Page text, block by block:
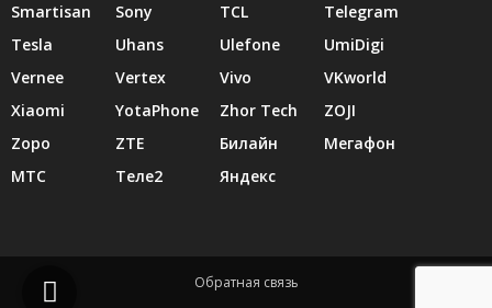
Smartisan
Sony TCL
Telegram
Tesla
Uhans Ulefone
UmiDigi
Vernee
Vertex Vivo
VKworld
Xiaomi
YotaPhone Zhor Tech
ZOJI
Zopo
ZTE Билайн
Мегафон
МТС
Теле2 Яндекс
Обратная связь